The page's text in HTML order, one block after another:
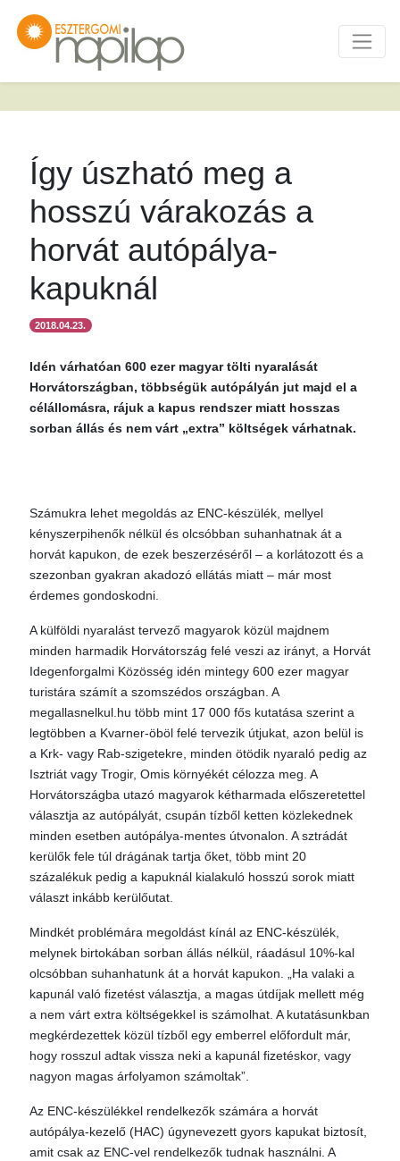
Így úszható meg a
hosszú várakozás a
horvát autópálya-
kapuknál
2018.04.23.
Idén várhatóan 600 ezer magyar tölti nyaralását
Horvátországban, többségük autópályán jut majd el a
célállomásra, rájuk a kapus rendszer miatt hosszas
sorban állás és nem várt „extra” költségek várhatnak.
Számukra lehet megoldás az ENC-készülék, mellyel
kényszerpihenők nélkül és olcsóbban suhanhatnak át a
horvát kapukon, de ezek beszerzéséről – a korlátozott és a
szezonban gyakran akadozó ellátás miatt – már most
érdemes gondoskodni.
A külföldi nyaralást tervező magyarok közül majdnem
minden harmadik Horvátország felé veszi az irányt, a Horvát
Idegenforgalmi Közösség idén mintegy 600 ezer magyar
turistára számít a szomszédos országban. A
megallasnelkul.hu több mint 17 000 fős kutatása szerint a
legtöbben a Kvarner-öböl felé tervezik útjukat, azon belül is
a Krk- vagy Rab-szigetekre, minden ötödik nyaraló pedig az
Isztriát vagy Trogir, Omis környékét célozza meg. A
Horvátországba utazó magyarok kétharmada előszeretettel
választja az autópályát, csupán tízből ketten közlekednek
minden esetben autópálya-mentes útvonalon. A sztrádát
kerülők fele túl drágának tartja őket, több mint 20
százalékuk pedig a kapuknál kialakuló hosszú sorok miatt
választ inkább kerülőutat.
Mindkét problémára megoldást kínál az ENC-készülék,
melynek birtokában sorban állás nélkül, ráadásul 10%-kal
olcsóbban suhanhatunk át a horvát kapukon. „Ha valaki a
kapunál való fizetést választja, a magas útdíjak mellett még
a nem várt extra költségekkel is számolhat. A kutatásunkban
megkérdezettek közül tízből egy emberrel előfordult már,
hogy rosszul adtak vissza neki a kapunál fizetéskor, vagy
nagyon magas árfolyamon számoltak”.
Az ENC-készülékkel rendelkezők számára a horvát
autópálya-kezelő (HAC) úgynevezett gyors kapukat biztosít,
amit csak az ENC-vel rendelkezők tudnak használni. A